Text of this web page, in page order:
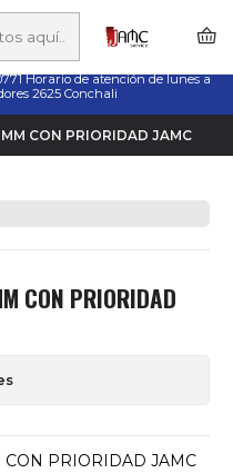
Arriendo y Servicio
Horario de atención de lunes a
2625 Conchali
CON PRIORIDAD JAMC
CON PRIORIDAD
CON PRIORIDAD JAMC